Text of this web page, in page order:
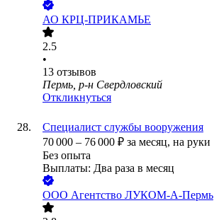
АО КРЦ-ПРИКАМЬЕ
2.5
•
13 отзывов
Пермь, р-н Свердловский
Откликнуться
Специалист службы вооружения
70 000 – 76 000 ₽ за месяц, на руки
Без опыта
Выплаты: Два раза в месяц
ООО Агентство ЛУКОМ-А-Пермь